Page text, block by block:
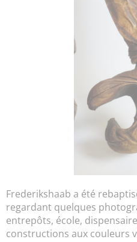
Frederikshaab a été
regardant quelques
entrepôts, école,
constructions aux couleurs